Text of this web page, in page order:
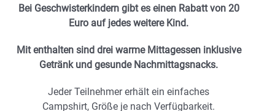
Bei Geschwisterkindern gibt es einen Rabatt von 20
Euro auf jedes weitere Kind.
Mit enthalten sind drei warme Mittagessen inklusive
Getränk und gesunde Nachmittagsnacks.
Jeder Teilnehmer erhält ein einfaches
Campshirt, Größe je nach Verfügbarkeit.